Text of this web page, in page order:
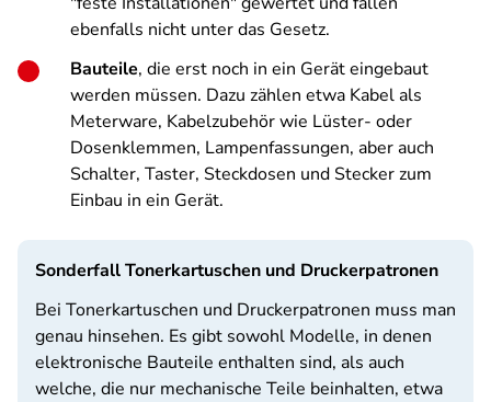
ebenfalls nicht unter das Gesetz.
Bauteile, die erst noch in ein Gerät eingebaut
werden müssen. Dazu zählen etwa Kabel als
Meterware, Kabelzubehör wie Lüster- oder
Dosenklemmen, Lampenfassungen, aber auch
Schalter, Taster, Steckdosen und Stecker zum
Einbau in ein Gerät.
Sonderfall Tonerkartuschen und Druckerpatronen
Bei Tonerkartuschen und Druckerpatronen muss man
genau hinsehen. Es gibt sowohl Modelle, in denen
elektronische Bauteile enthalten sind, als auch
welche, die nur mechanische Teile beinhalten, etwa